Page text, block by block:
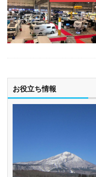
お役立ち情報